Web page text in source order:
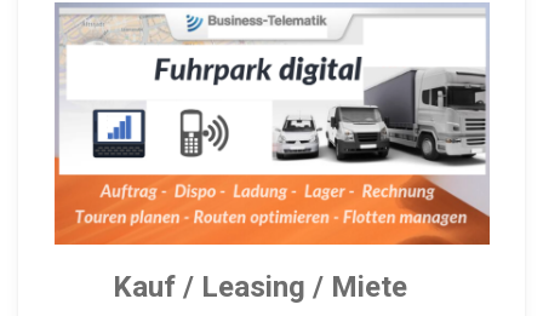
Kauf/Leasing /Miete